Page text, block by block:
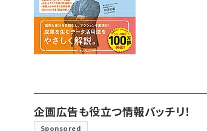
企画広告も役立つ情報バッチリ！
Sponsored